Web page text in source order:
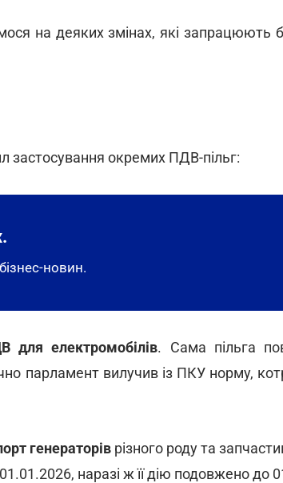
на деяких змінах, які запрацюють
застосування окремих ПДВ-пільг:
новин.
для електромобілів. Сама пільга
парламент вилучив із ПКУ норму,
генераторів різного роду та
наразі ж її дію подовжено до